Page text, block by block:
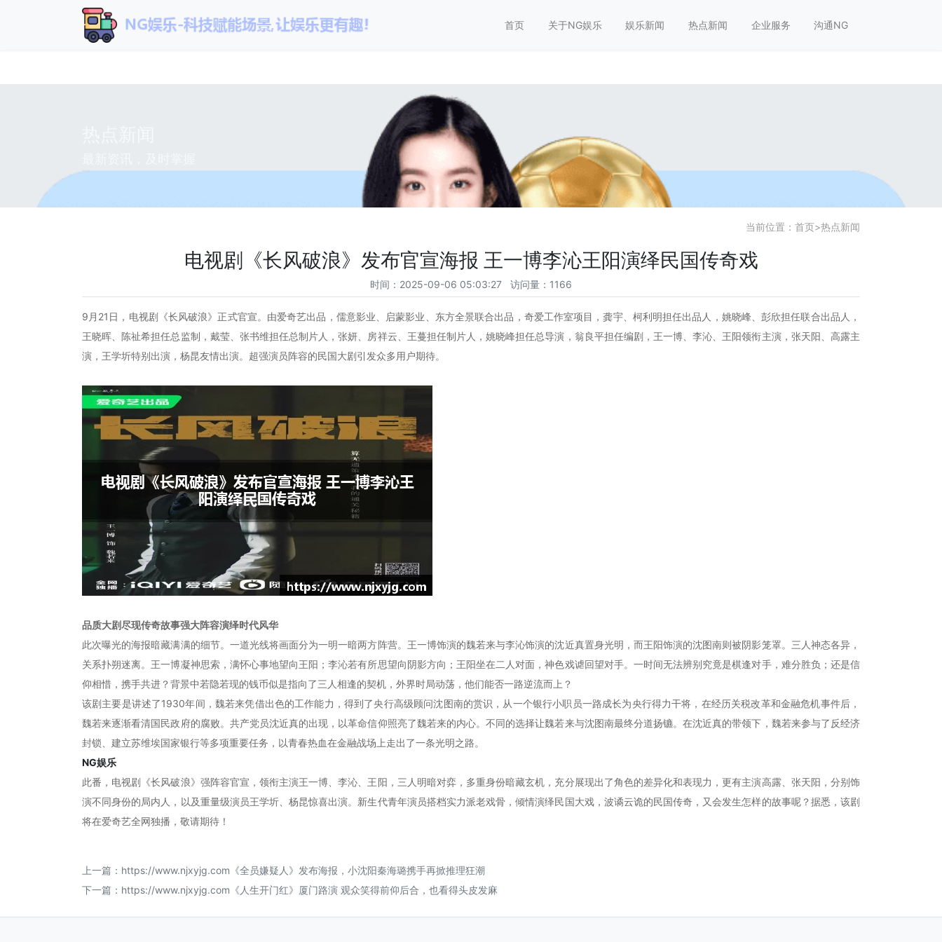
NG娱乐-科技赋能场景,让娱乐更有趣!
首页 关于NG娱乐 娱乐新闻 热点新闻 企业服务 沟通NG
当前位置： 首页>热点新闻
电视剧《长风破浪》发布官宣海报 王一博李沁王阳演绎民国传奇戏
时间：2025-09-06 05:03:27 访问量：1166
9月21日，电视剧《长风破浪》正式官宣。由爱奇艺出品，儒意影业、启蒙影业、东方全景联合出品，奇爱工作室项目，龚宇、柯利明担任出品人，姚晓峰、彭欣担任联合出品人，
王晓晖、陈祉希担任总监制，戴莹、张书维担任总制片人，张妍、房祥云、王蔓担任制片人，姚晓峰担任总导演，翁良平担任编剧，王一博、李沁、王阳领衔主演，张天阳、高露主
演，王学圻特别出演，杨昆友情出演。超强演员阵容的民国大剧引发众多用户期待。
品质大剧尽现传奇故事强大阵容演绎时代风华
此次曝光的海报暗藏满满的细节。一道光线将画面分为一明一暗两方阵营。王一博饰演的魏若来与李沁饰演的沈近真置身光明，而王阳饰演的沈图南则被阴影笼罩。三人神态各异，
关系扑朔迷离。王一博凝神思索，满怀心事地望向王阳；李沁若有所思望向阴影方向；王阳坐在二人对面，神色戏谑回望对手。一时间无法辨别究竟是棋逢对手，难分胜负；还是信
仰相惜，携手共进？背景中若隐若现的钱币似是指向了三人相逢的契机，外界时局动荡，他们能否一路逆流而上？
该剧主要是讲述了1930年间，魏若来凭借出色的工作能力，得到了央行高级顾问沈图南的赏识，从一个银行小职员一路成长为央行得力干将，在经历关税改革和金融危机事件后，
魏若来逐渐看清国民政府的腐败。共产党员沈近真的出现，以革命信仰照亮了魏若来的内心。不同的选择让魏若来与沈图南最终分道扬镳。在沈近真的带领下，魏若来参与了反经济
封锁、建立苏维埃国家银行等多项重要任务，以青春热血在金融战场上走出了一条光明之路。
NG娱乐
此番，电视剧《长风破浪》强阵容官宣，领衔主演王一博、李沁、王阳，三人明暗对弈，多重身份暗藏玄机，充分展现出了角色的差异化和表现力，更有主演高露、张天阳，分别饰
演不同身份的局内人，以及重量级演员王学圻、杨昆惊喜出演。新生代青年演员搭档实力派老戏骨，倾情演绎民国大戏，波谲云诡的民国传奇，又会发生怎样的故事呢？据悉，该剧
将在爱奇艺全网独播，敬请期待！
上一篇： https://www.njxyjg.com《全员嫌疑人》发布海报，小沈阳秦海璐携手再掀推理狂潮
下一篇： https://www.njxyjg.com《人生开门红》厦门路演 观众笑得前仰后合，也看得头皮发麻